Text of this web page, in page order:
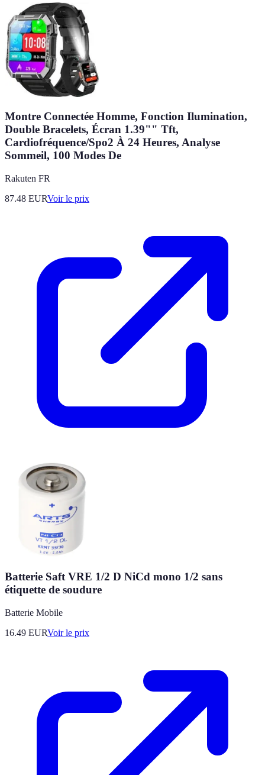
Montre Connectée Homme, Fonction Ilumination,
Double Bracelets, Écran 1.39"" Tft,
Cardiofréquence/Spo2 À 24 Heures, Analyse
Sommeil, 100 Modes De
Rakuten FR
87.48 EURVoir le prix
Batterie Saft VRE 1/2 D NiCd mono 1/2 sans
étiquette de soudure
Batterie Mobile
16.49 EURVoir le prix